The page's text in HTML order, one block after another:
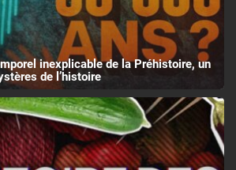
inexplicable de la Préhistoire, un
de l’histoire